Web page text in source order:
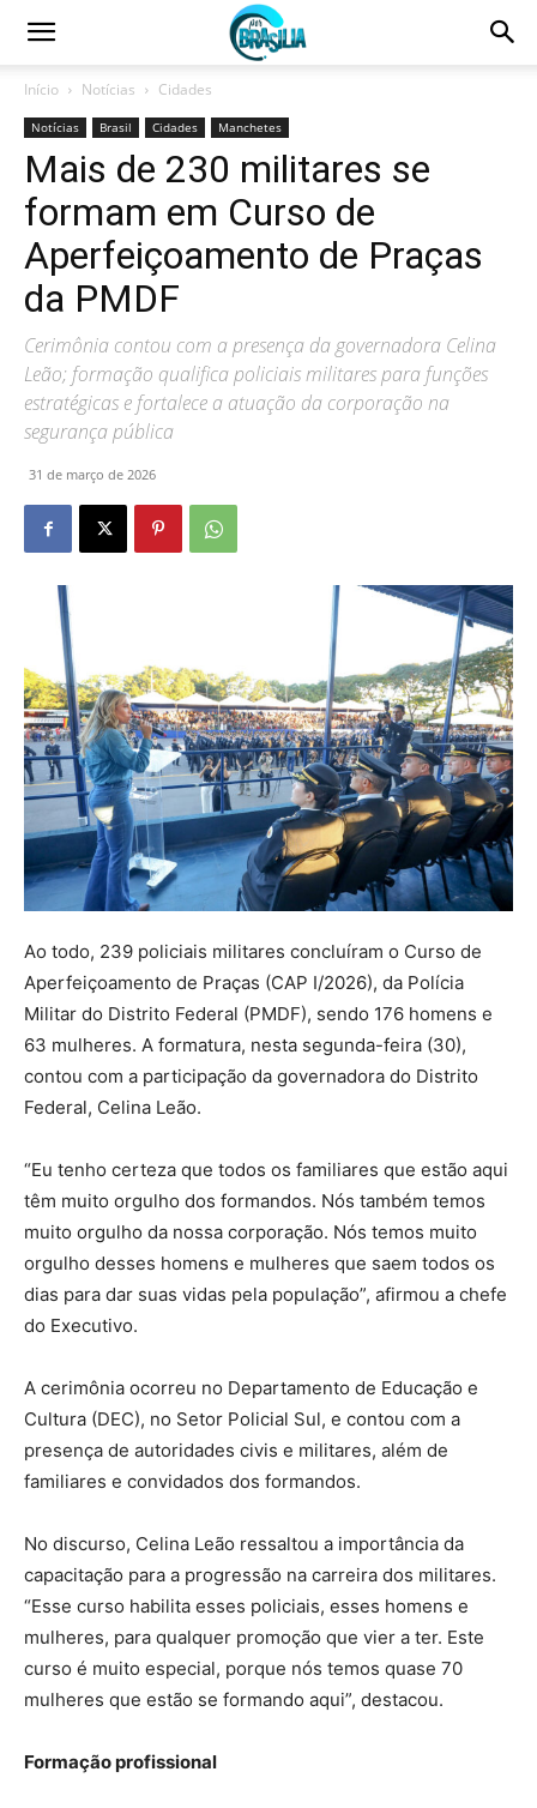
Início Notícias Cidades
Notícias Brasil Cidades Manchetes
Mais de 230 militares se
formam em Curso de
Aperfeiçoamento de Praças
da PMDF
Cerimônia contou com a presença da governadora Celina
Leão; formação qualifica policiais militares para funções
estratégicas e fortalece a atuação da corporação na
segurança pública
31 de março de 2026
Ao todo, 239 policiais militares concluíram o Curso de
Aperfeiçoamento de Praças (CAP I/2026), da Polícia
Militar do Distrito Federal (PMDF), sendo 176 homens e
63 mulheres. A formatura, nesta segunda-feira (30),
contou com a participação da governadora do Distrito
Federal, Celina Leão.
“Eu tenho certeza que todos os familiares que estão aqui
têm muito orgulho dos formandos. Nós também temos
muito orgulho da nossa corporação. Nós temos muito
orgulho desses homens e mulheres que saem todos os
dias para dar suas vidas pela população”, afirmou a chefe
do Executivo.
A cerimônia ocorreu no Departamento de Educação e
Cultura (DEC), no Setor Policial Sul, e contou com a
presença de autoridades civis e militares, além de
familiares e convidados dos formandos.
No discurso, Celina Leão ressaltou a importância da
capacitação para a progressão na carreira dos militares.
“Esse curso habilita esses policiais, esses homens e
mulheres, para qualquer promoção que vier a ter. Este
curso é muito especial, porque nós temos quase 70
mulheres que estão se formando aqui”, destacou.
Formação profissional